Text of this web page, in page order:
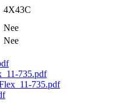
4X43C
Nee
Nee
735.pdf
735.pdf